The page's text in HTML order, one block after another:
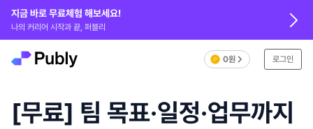
지금 바로 무료체험 해보세요!
나의 커리어 시작과 끝, 퍼블리
0원 로그인
[무료] 팀 목표·일정·업무까지